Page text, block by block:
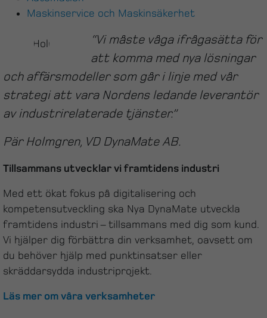
Maskinservice och Maskinsäkerhet
“Vi måste våga ifrågasätta för
att komma med nya lösningar
och affärsmodeller som går i linje med vår
strategi att vara Nordens ledande leverantör
av industrirelaterade tjänster.”
Pär Holmgren, VD DynaMate AB.
Tillsammans utvecklar vi framtidens industri
Med ett ökat fokus på digitalisering och
kompetensutveckling ska Nya DynaMate utveckla
framtidens industri – tillsammans med dig som kund.
Vi hjälper dig förbättra din verksamhet, oavsett om
du behöver hjälp med punktinsatser eller
skräddarsydda industriprojekt.
Läs mer om våra verksamheter